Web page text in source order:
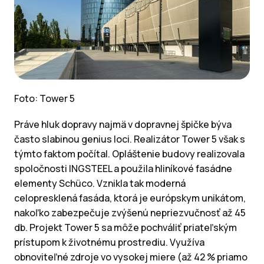
Foto: Tower 5
Práve hluk dopravy najmä v dopravnej špičke býva
často slabinou genius loci. Realizátor Tower 5 však s
týmto faktom počítal. Opláštenie budovy realizovala
spoločnosti INGSTEEL a použila hliníkové fasádne
elementy Schüco. Vznikla tak moderná
celopresklená fasáda, ktorá je európskym unikátom,
nakoľko zabezpečuje zvýšenú nepriezvučnosť až 45
db. Projekt Tower 5 sa môže pochváliť priateľským
prístupom k životnému prostrediu. Využíva
obnoviteľné zdroje vo vysokej miere (až 42 % priamo